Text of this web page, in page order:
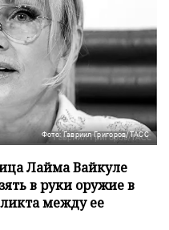
Фото: Гавриил Григоров/ТАСС
Лайма Вайкуле
в руки оружие в
между ее